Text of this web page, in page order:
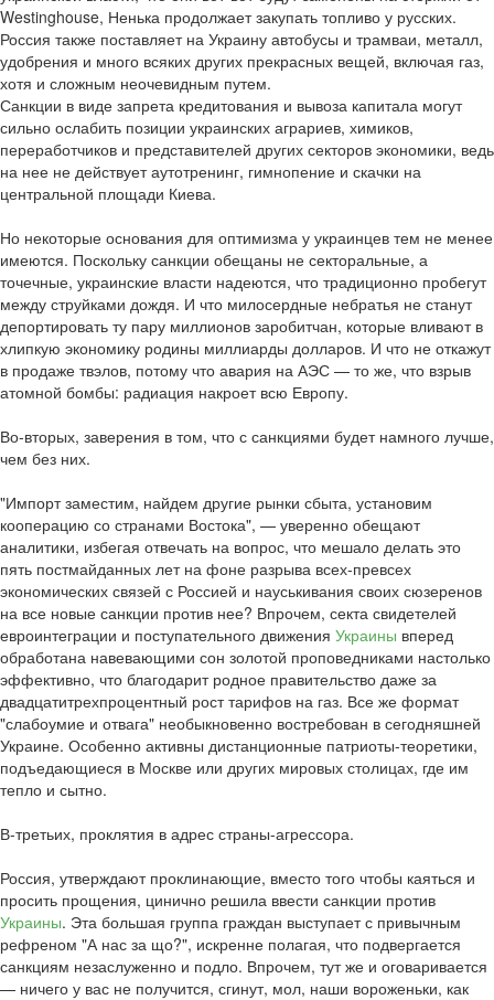
Westinghouse, Ненька продолжает закупать топливо у русских.
Россия также поставляет на Украину автобусы и трамваи, металл,
удобрения и много всяких других прекрасных вещей, включая газ,
хотя и сложным неочевидным путем.
Санкции в виде запрета кредитования и вывоза капитала могут
сильно ослабить позиции украинских аграриев, химиков,
переработчиков и представителей других секторов экономики, ведь
на нее не действует аутотренинг, гимнопение и скачки на
центральной площади Киева.
Но некоторые основания для оптимизма у украинцев тем не менее
имеются. Поскольку санкции обещаны не секторальные, а
точечные, украинские власти надеются, что традиционно пробегут
между струйками дождя. И что милосердные небратья не станут
депортировать ту пару миллионов заробитчан, которые вливают в
хлипкую экономику родины миллиарды долларов. И что не откажут
в продаже твэлов, потому что авария на АЭС — то же, что взрыв
атомной бомбы: радиация накроет всю Европу.
Во-вторых, заверения в том, что с санкциями будет намного лучше,
чем без них.
"Импорт заместим, найдем другие рынки сбыта, установим
кооперацию со странами Востока", — уверенно обещают
аналитики, избегая отвечать на вопрос, что мешало делать это
пять постмайданных лет на фоне разрыва всех-превсех
экономических связей с Россией и науськивания своих сюзеренов
на все новые санкции против нее? Впрочем, секта свидетелей
евроинтеграции и поступательного движения Украины вперед
обработана навевающими сон золотой проповедниками настолько
эффективно, что благодарит родное правительство даже за
двадцатитрехпроцентный рост тарифов на газ. Все же формат
"слабоумие и отвага" необыкновенно востребован в сегодняшней
Украине. Особенно активны дистанционные патриоты-теоретики,
подъедающиеся в Москве или других мировых столицах, где им
тепло и сытно.
В-третьих, проклятия в адрес страны-агрессора.
Россия, утверждают проклинающие, вместо того чтобы каяться и
просить прощения, цинично решила ввести санкции против
Украины. Эта большая группа граждан выступает с привычным
рефреном "А нас за що?", искренне полагая, что подвергается
санкциям незаслуженно и подло. Впрочем, тут же и оговаривается
— ничего у вас не получится, сгинут, мол, наши вороженьки, как